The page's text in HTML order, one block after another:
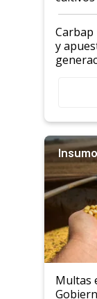
Carbap
y
Multas